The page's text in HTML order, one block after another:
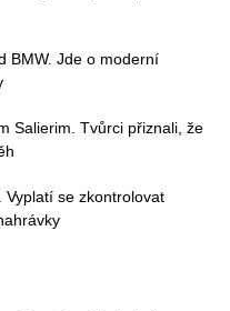
BMW. Jde o moderní
Salierim. Tvůrci přiznali, že
se zkontrolovat